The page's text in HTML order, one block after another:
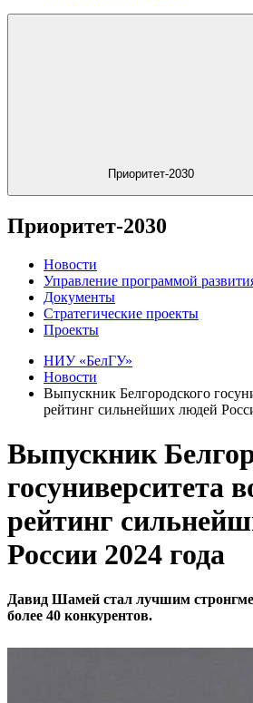
Приоритет-2030
Приоритет-2030
Новости
Управление программой
Документы
Стратегические проекты
Проекты
НИУ «БелГУ»
Новости
Выпускник Белгородского
рейтинг сильнейших людей
Выпускник
госуниверситета
рейтинг
России 2024 года
Давид Шамей стал лучшим
более 40 конкурентов.